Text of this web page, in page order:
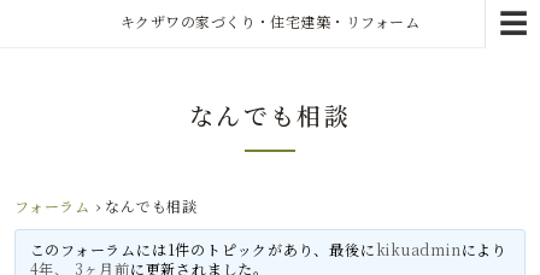
☰
キクザワの家づくり・住宅建築・リフォーム
なんでも相談
フォーラム › なんでも相談
このフォーラムには1件のトピックがあり、最後にkikuadminにより
4年、 3ヶ月前に更新されました。